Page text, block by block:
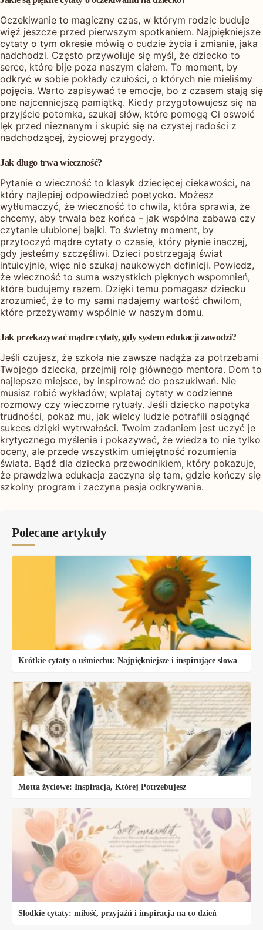
Oczekiwanie to magiczny czas, w którym rodzic buduje
więź jeszcze przed pierwszym spotkaniem. Najpiękniejsze
cytaty o tym okresie mówią o cudzie życia i zmianie, jaka
nadchodzi. Często przywołuje się myśl, że dziecko to
serce, które bije poza naszym ciałem. To moment, by
odkryć w sobie pokłady czułości, o których nie mieliśmy
pojęcia. Warto zapisywać te emocje, bo z czasem stają się
one najcenniejszą pamiątką. Kiedy przygotowujesz się na
przyjście potomka, szukaj słów, które pomogą Ci oswoić
lęk przed nieznanym i skupić się na czystej radości z
nadchodzącej, życiowej przygody.
Jak długo trwa wieczność?
Pytanie o wieczność to klasyk dziecięcej ciekawości, na
który najlepiej odpowiedzieć poetycko. Możesz
wytłumaczyć, że wieczność to chwila, która sprawia, że
chcemy, aby trwała bez końca – jak wspólna zabawa czy
czytanie ulubionej bajki. To świetny moment, by
przytoczyć mądre cytaty o czasie, który płynie inaczej,
gdy jesteśmy szczęśliwi. Dzieci postrzegają świat
intuicyjnie, więc nie szukaj naukowych definicji. Powiedz,
że wieczność to suma wszystkich pięknych wspomnień,
które budujemy razem. Dzięki temu pomagasz dziecku
zrozumieć, że to my sami nadajemy wartość chwilom,
które przeżywamy wspólnie w naszym domu.
Jak przekazywać mądre cytaty, gdy system edukacji zawodzi?
Jeśli czujesz, że szkoła nie zawsze nadąża za potrzebami
Twojego dziecka, przejmij rolę głównego mentora. Dom to
najlepsze miejsce, by inspirować do poszukiwań. Nie
musisz robić wykładów; wplataj cytaty w codzienne
rozmowy czy wieczorne rytuały. Jeśli dziecko napotyka
trudności, pokaż mu, jak wielcy ludzie potrafili osiągnąć
sukces dzięki wytrwałości. Twoim zadaniem jest uczyć je
krytycznego myślenia i pokazywać, że wiedza to nie tylko
oceny, ale przede wszystkim umiejętność rozumienia
świata. Bądź dla dziecka przewodnikiem, który pokazuje,
że prawdziwa edukacja zaczyna się tam, gdzie kończy się
szkolny program i zaczyna pasja odkrywania.
Polecane artykuły
Krótkie cytaty o uśmiechu: Najpiękniejsze i inspirujące słowa
Motta życiowe: Inspiracja, Której Potrzebujesz
Słodkie cytaty: miłość, przyjaźń i inspiracja na co dzień